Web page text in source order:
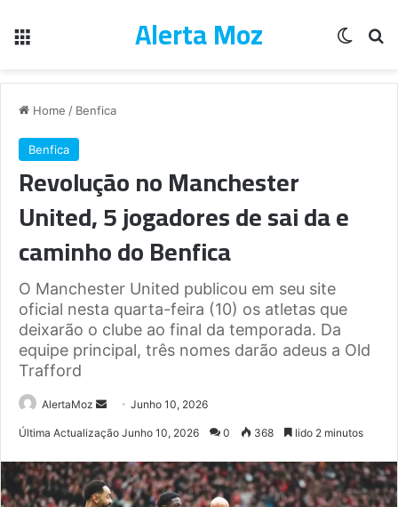
Alerta Moz
Home / Benfica
Benfica
Revolução no Manchester
United, 5 jogadores de sai da e
caminho do Benfica
O Manchester United publicou em seu site
oficial nesta quarta-feira (10) os atletas que
deixarão o clube ao final da temporada. Da
equipe principal, três nomes darão adeus a Old
Trafford
AlertaMoz
SendJunho 10, 2026
Última Actualização Junho 10, 2026 0 368 lido 2 minutos